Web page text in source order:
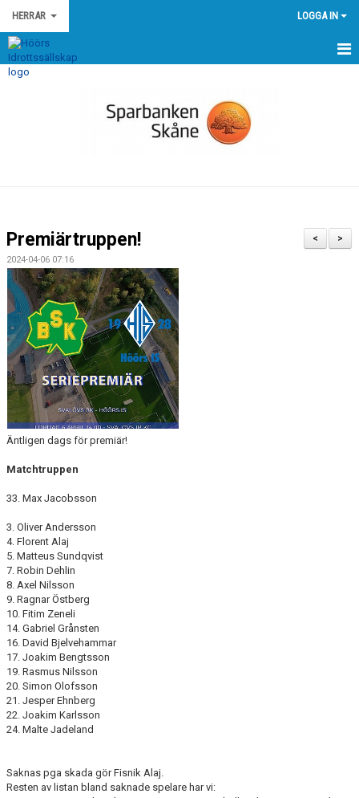
HERRAR LOGGA IN
HEM
KONTAKT
MATCHER
HISTORISKA RESULTAT
>
<
Premiärtruppen!
2024-04-06 07:16
Äntligen dags för premiär!
Matchtruppen
33. Max Jacobsson
3. Oliver Andersson
4. Florent Alaj
5. Matteus Sundqvist
7. Robin Dehlin
8. Axel Nilsson
9. Ragnar Östberg
10. Fitim Zeneli
14. Gabriel Grånsten
16. David Bjelvehammar
17. Joakim Bengtsson
19. Rasmus Nilsson
20. Simon Olofsson
21. Jesper Ehnberg
22. Joakim Karlsson
24. Malte Jadeland
Saknas pga skada gör Fisnik Alaj.
Resten av listan bland saknade spelare har vi: